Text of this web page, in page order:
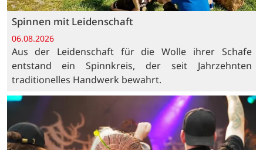
Spinnen mit Leidenschaft
06.08.2026
Aus der Leidenschaft für die Wolle ihrer Schafe
entstand ein Spinnkreis, der seit Jahrzehnten
traditionelles Handwerk bewahrt.